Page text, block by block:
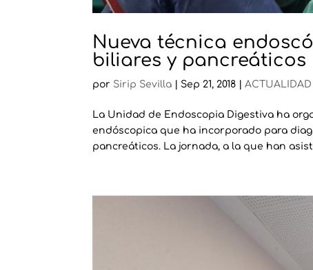
Nueva técnica
biliares y pancreáticos
por Sirip Sevilla | Sep 21, 2018 |ACTUALIDAD
La Unidad de Endoscopia Digestiva ha
endóscopica que ha incorporado para
pancreáticos. La jornada, a la que han